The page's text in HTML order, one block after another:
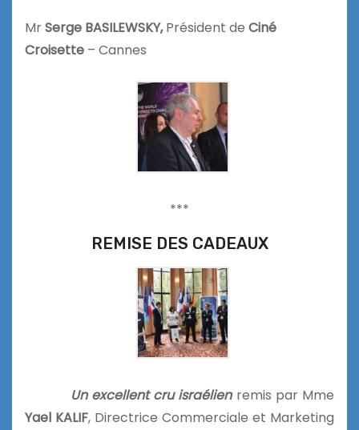
MrSerge BASILEWSKY,Président de Ciné
Croisette – Cannes
***
REMISE DES CADEAUX
Un excellent cru israélien remis par Mme
Yael KALIF, Directrice Commerciale et Marketing